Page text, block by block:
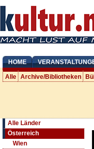
HOME
Alle Archive/Bibliotheken
Alle Länder
Österreich
Wien